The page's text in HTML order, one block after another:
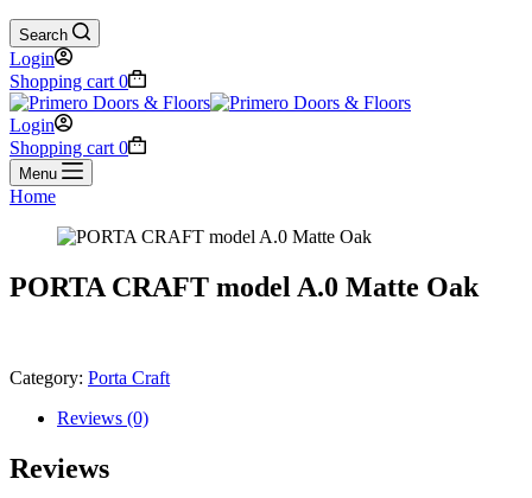
Search
Login
Shopping cart 0
Login
Shopping cart 0
Menu
Home
PORTA CRAFT model A.0 Matte Oak
Category: Porta Craft
Reviews (0)
Reviews